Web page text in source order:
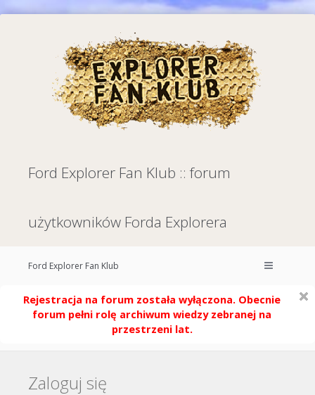
Ford Explorer Fan Klub :: forum
użytkowników Forda Explorera
Ford Explorer Fan Klub
Rejestracja na forum została wyłączona. Obecnie
forum pełni rolę archiwum wiedzy zebranej na
przestrzeni lat.
Zaloguj się